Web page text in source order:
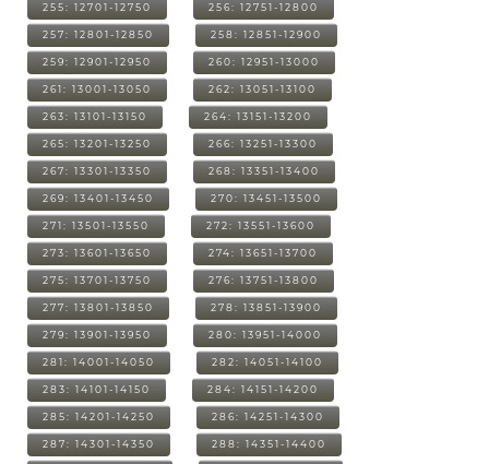
255: 12701-12750 256: 12751-12800
257: 12801-12850 258: 12851-12900
259: 12901-12950 260: 12951-13000
261: 13001-13050 262: 13051-13100
263: 13101-13150 264: 13151-13200
265: 13201-13250 266: 13251-13300
267: 13301-13350 268: 13351-13400
269: 13401-13450 270: 13451-13500
271: 13501-13550 272: 13551-13600
273: 13601-13650 274: 13651-13700
275: 13701-13750 276: 13751-13800
277: 13801-13850 278: 13851-13900
279: 13901-13950 280: 13951-14000
281: 14001-14050 282: 14051-14100
283: 14101-14150 284: 14151-14200
285: 14201-14250 286: 14251-14300
287: 14301-14350 288: 14351-14400